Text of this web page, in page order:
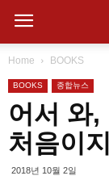
Home BOOKS
BOOKS 종합뉴스
어서 와,
처음이
2018년 10월 2일